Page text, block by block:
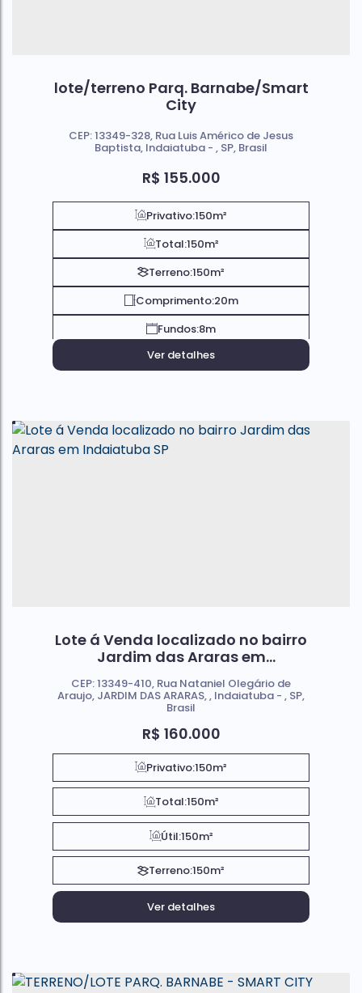
lote/terreno Parq. Barnabe/Smart
City
R$ 155.000
CEP: 13349-328, Rua Luis Américo de Jesus
Baptista, Indaiatuba , SP, Brasil
Privativo:150m²
Total:150m²
Terreno:150m²
Comprimento:20m
Fundos:8m
Ver detalhes
Lote á Venda localizado no bairro
Jardim das Araras em
R$ 160.000
CEP: 13349-410, Rua Nataniel Olegário de
Araujo, JARDIM DAS ARARAS , Indaiatuba , SP,
Brasil
Privativo:150m²
Total:150m²
Útil:150m²
Terreno:150m²
Ver detalhes